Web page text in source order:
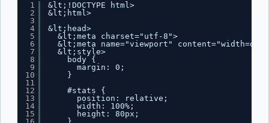
1
2
3
4
5
6
7
8
9
10
11
12
13
14
15
&lt;!DOCTYPE html>
&lt;html>
&lt;head>
&lt;meta charset="utf-8">
&lt;meta name="viewport"
&lt;style>
body {
margin: 0;
}
#stats {
position: relative;
width: 100%;
height: 80px;